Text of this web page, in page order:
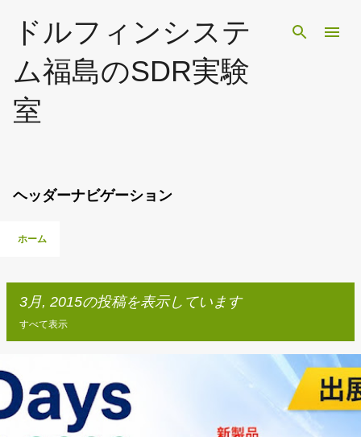
スキップしてメイン コンテンツに移動
ドルフィンシステ
ム福島のSDR実験
室
ヘッダーナビゲーション
ホーム
3月, 2015の投稿を表示しています
すべて表示
投
稿